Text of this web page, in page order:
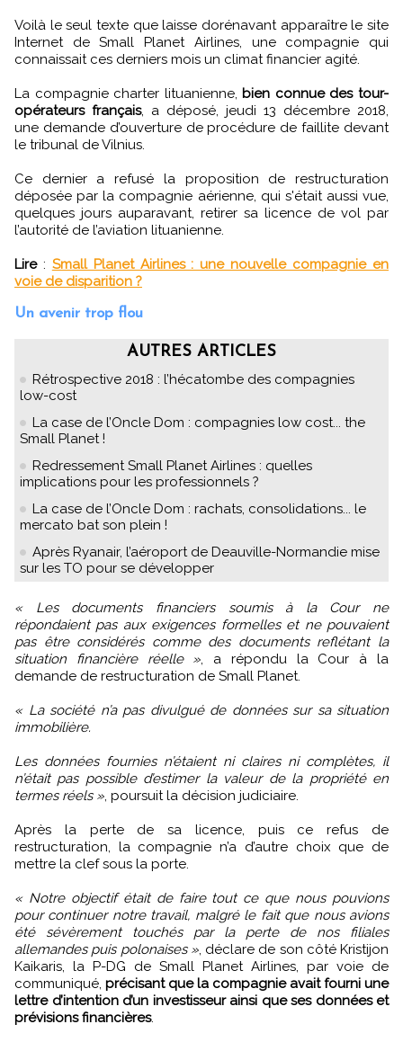
Voilà le seul texte que laisse dorénavant apparaître le site
Internet de Small Planet Airlines, une compagnie qui
connaissait ces derniers mois un climat financier agité.
La compagnie charter lituanienne, bien connue des tour-
opérateurs français, a déposé, jeudi 13 décembre 2018,
une demande d’ouverture de procédure de faillite devant
le tribunal de Vilnius.
Ce dernier a refusé la proposition de restructuration
déposée par la compagnie aérienne, qui s'était aussi vue,
quelques jours auparavant, retirer sa licence de vol par
l’autorité de l’aviation lituanienne.
Lire: Small Planet Airlines : une nouvelle compagnie en
voie de disparition ?
Un avenir trop flou
AUTRES ARTICLES
Rétrospective 2018 : l’hécatombe des compagnies
low-cost
La case de l’Oncle Dom : compagnies low cost... the
Small Planet !
Redressement Small Planet Airlines : quelles
implications pour les professionnels ?
La case de l’Oncle Dom : rachats, consolidations... le
mercato bat son plein !
Après Ryanair, l’aéroport de Deauville-Normandie mise
sur les TO pour se développer
« Les documents financiers soumis à la Cour ne
répondaient pas aux exigences formelles et ne pouvaient
pas être considérés comme des documents reflétant la
situation financière réelle », a répondu la Cour à la
demande de restructuration de Small Planet.
« La société n’a pas divulgué de données sur sa situation
immobilière.
Les données fournies n’étaient ni claires ni complètes, il
n’était pas possible d’estimer la valeur de la propriété en
termes réels », poursuit la décision judiciaire.
Après la perte de sa licence, puis ce refus de
restructuration, la compagnie n’a d’autre choix que de
mettre la clef sous la porte.
« Notre objectif était de faire tout ce que nous pouvions
pour continuer notre travail, malgré le fait que nous avions
été sévèrement touchés par la perte de nos filiales
allemandes puis polonaises », déclare de son côté Kristijon
Kaikaris, la P-DG de Small Planet Airlines, par voie de
communiqué, précisant que la compagnie avait fourni une
lettre d’intention d’un investisseur ainsi que ses données et
prévisions financières.